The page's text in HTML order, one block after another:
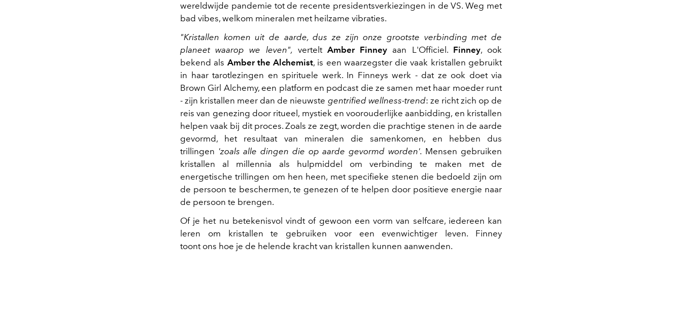
wereldwijde pandemie tot de recente presidentsverkiezingen in de VS. Weg met
bad vibes, welkom mineralen met heilzame vibraties.
"Kristallen komen uit de aarde, dus ze zijn onze grootste verbinding met de
planeet waarop we leven", verteltAmber Finney aan L'Officiel. Finney, ook
bekend als Amber the Alchemist, is een waarzegster die vaak kristallen gebruikt
in haar tarotlezingen en spirituele werk. In Finneys werk - dat ze ook doet via
Brown Girl Alchemy, een platform en podcast die ze samen met haar moeder runt
- zijn kristallen meer dan de nieuwste gentrified wellness-trend: ze richt zich op de
reis van genezing door ritueel, mystiek en voorouderlijke aanbidding, en kristallen
helpen vaak bij dit proces. Zoals ze zegt, worden die prachtige stenen in de aarde
gevormd, het resultaat van mineralen die samenkomen, en hebben dus
trillingen 'zoals alle dingen die op aarde gevormd worden'. Mensen gebruiken
kristallen al millennia als hulpmiddel om verbinding te maken met de
energetische trillingen om hen heen, met specifieke stenen die bedoeld zijn om
de persoon te beschermen, te genezen of te helpen door positieve energie naar
de persoon te brengen.
Of je het nu betekenisvol vindt of gewoon een vorm van selfcare, iedereen kan
leren om kristallen te gebruiken voor een evenwichtiger leven. Finney
toont ons hoe je de helende kracht van kristallen kunnen aanwenden.